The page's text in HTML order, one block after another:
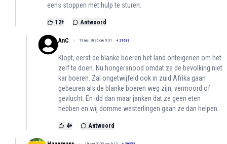
eens stoppen met hulp te sturen.
12+ Antwoord
AnC 19 mei 2025 om 9:31 + 21633
Klopt, eerst de blanke boeren het land onteigenen om het
zelf te doen. Nu hongersnood omdat ze de bevolking niet
kar boeren. Zal ongetwijfeld ook in zuid Afrika gaan
gebeuren als de blanke boeren weg zijn, vermoord of
gevlucht. En idd dan maar janken dat ze geen eten
hebben en wij domme westerlingen gaan ze dan helpen.
4+ Antwoord